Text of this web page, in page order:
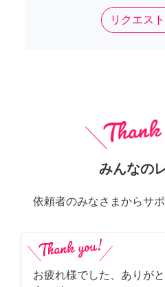
リクエス
みんなの
依頼者のみなさまからサ
お疲れ様でした、ありが